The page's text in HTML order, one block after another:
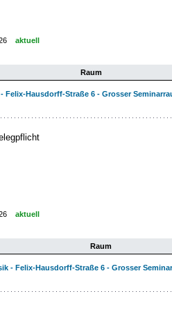
aktuell
Raum
Felix-Hausdorff-Straße 6 - Grosser
aktuell
Raum
- Felix-Hausdorff-Straße 6 - Grosser